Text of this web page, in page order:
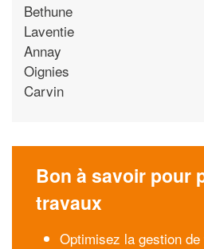
Bethune
Laventie
Annay
Oignies
Carvin
Bon à savoir pour
travaux
Optimisez la gestion